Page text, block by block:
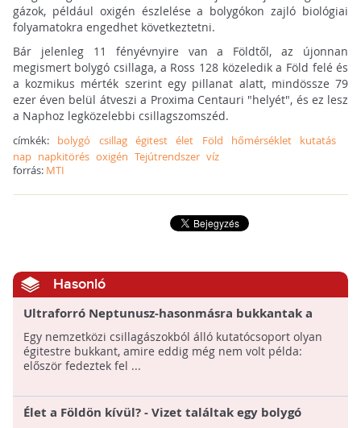
gázok, például oxigén észlelése a bolygókon zajló biológiai
folyamatokra engedhet következtetni.
Bár jelenleg 11 fényévnyire van a Földtől, az újonnan
megismert bolygó csillaga, a Ross 128 közeledik a Föld felé és
a kozmikus mérték szerint egy pillanat alatt, mindössze 79
ezer éven belül átveszi a Proxima Centauri "helyét", és ez lesz
a Naphoz legközelebbi csillagszomszéd.
címkék: bolygó csillag égitest élet Föld hőmérséklet
kutatás
nap napkitörés oxigén Tejútrendszer víz
forrás: MTI
Hasonló
Ultraforró Neptunusz-hasonmásra bukkantak a
csillagászok
Egy nemzetközi csillagászokból álló kutatócsoport olyan
égitestre bukkant, amire eddig még nem volt példa:
először fedeztek fel ...
Élet a Földön kívül? - Vizet találtak egy bolygó